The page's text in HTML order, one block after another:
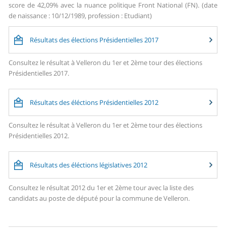
score de 42,09% avec la nuance politique Front National (FN). (date
de naissance : 10/12/1989, profession : Etudiant)
Résultats des élections Présidentielles 2017
Consultez le résultat à Velleron du 1er et 2ème tour des élections
Présidentielles 2017.
Résultats des éléctions Présidentielles 2012
Consultez le résultat à Velleron du 1er et 2ème tour des élections
Présidentielles 2012.
Résultats des éléctions législatives 2012
Consultez le résultat 2012 du 1er et 2ème tour avec la liste des
candidats au poste de député pour la commune de Velleron.